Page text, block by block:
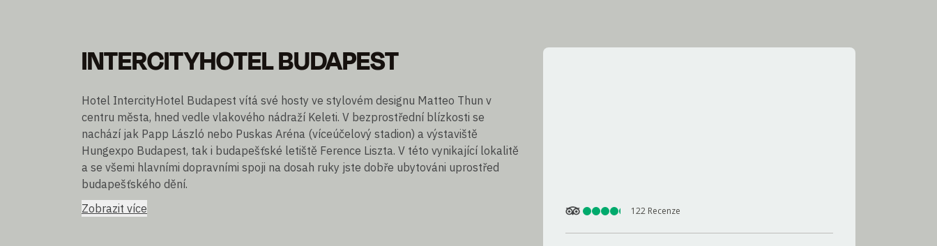
INTERCITYHOTEL BUDAPEST
Hotel IntercityHotel Budapest vítá své hosty ve stylovém designu Matteo Thun v
centru města, hned vedle vlakového nádraží Keleti. V bezprostřední blízkosti se
nachází jak Papp László nebo Puskas Aréna (víceúčelový stadion) a výstaviště
Hungexpo Budapest, tak i budapešťské letiště Ference Liszta. V této vynikající lokalitě
a se všemi hlavními dopravními spoji na dosah ruky jste dobře ubytováni uprostřed
budapešťského dění.
Zobrazit více
122 Recenze